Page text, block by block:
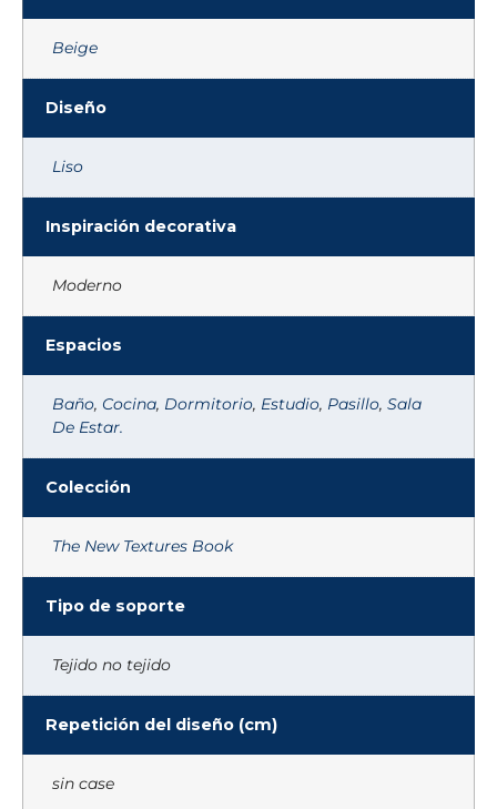
Beige
Diseño
Liso
Inspiración decorativa
Moderno
Espacios
Baño, Cocina, Dormitorio, Estudio, Pasillo, Sala
De Estar.
Colección
The New Textures Book
Tipo de soporte
Tejido no tejido
Repetición del diseño (cm)
sin case